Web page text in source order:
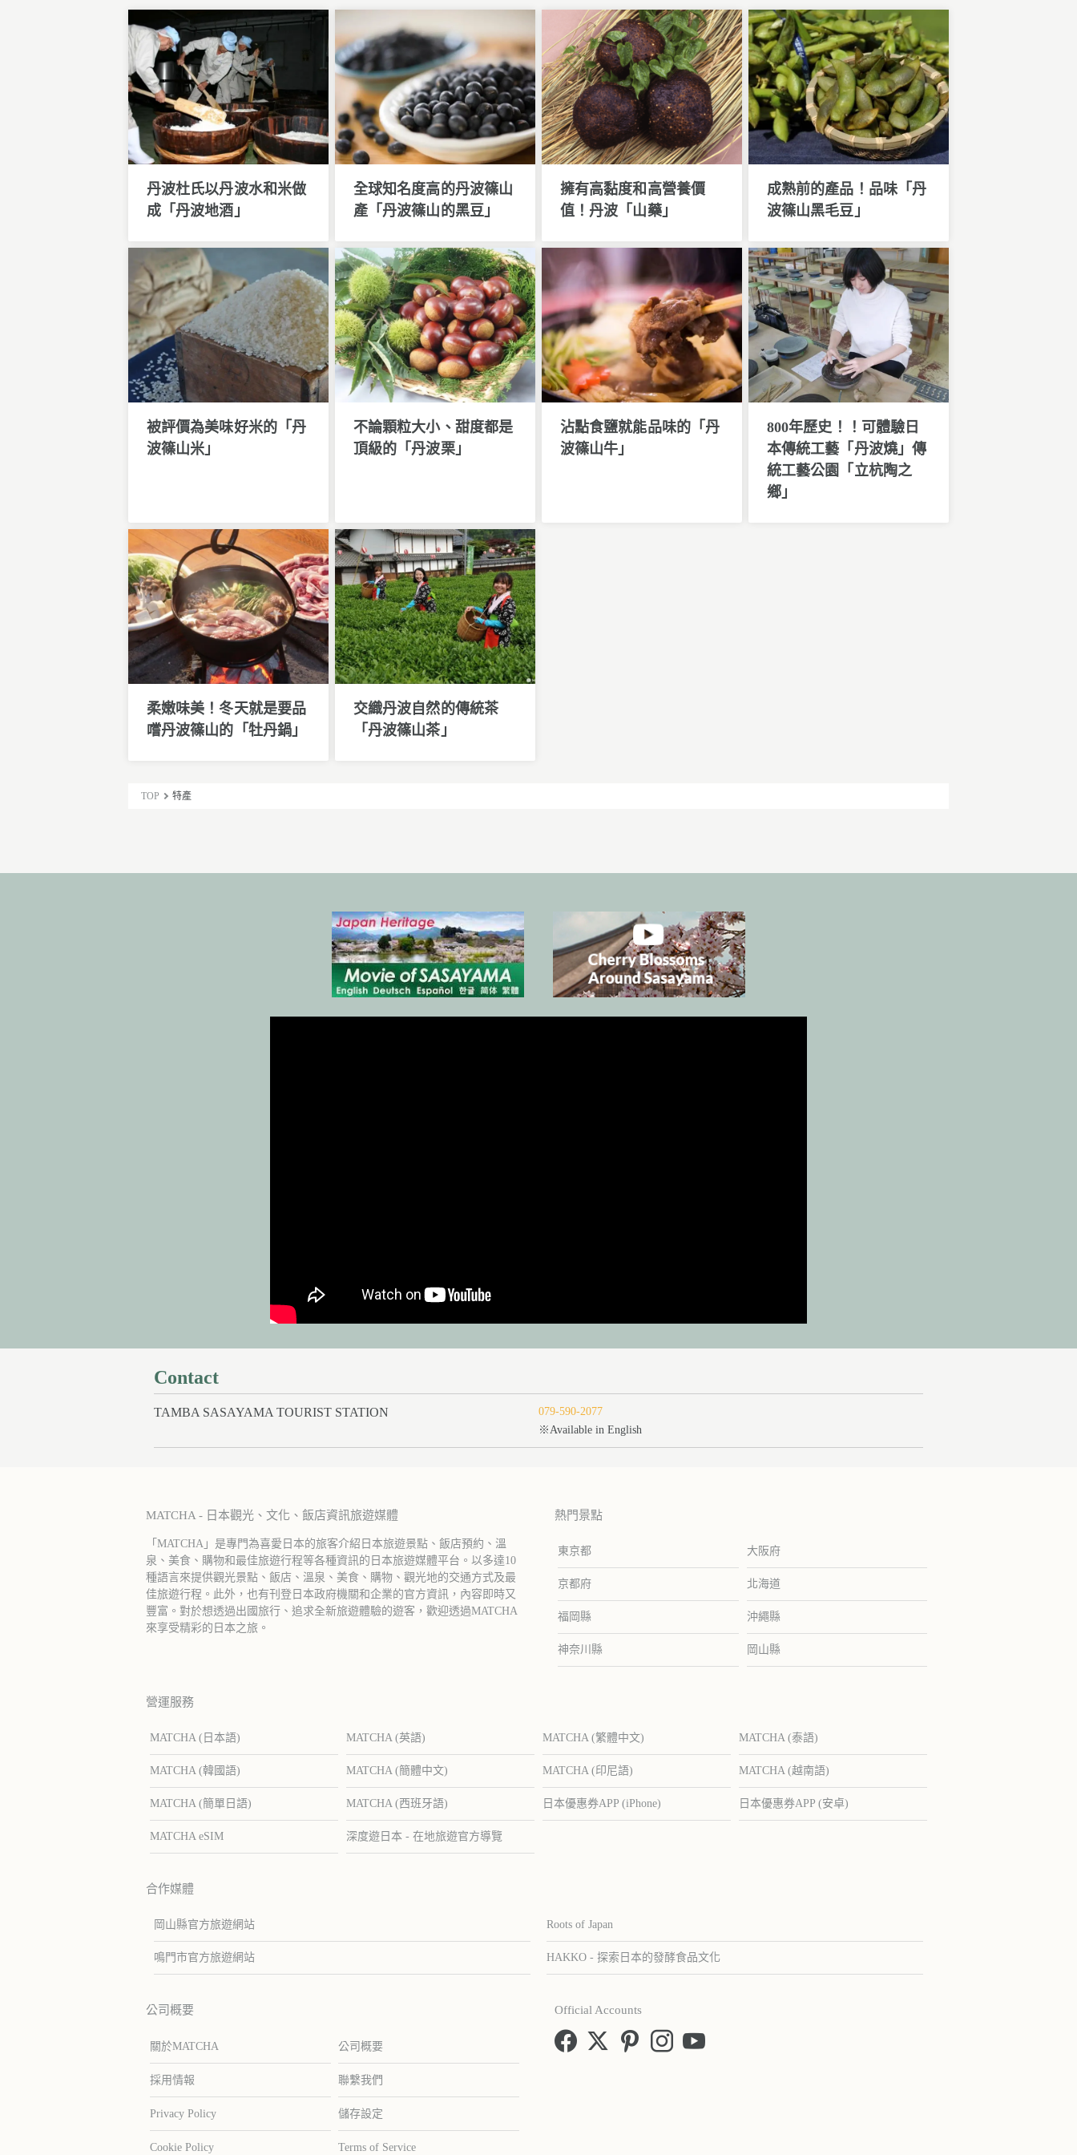
丹波杜氏以丹波水和米做
成「丹波地酒」
全球知名度高的丹波篠山
產「丹波篠山的黑豆」
擁有高黏度和高營養價
值！丹波「山藥」
成熟前的產品！品味「丹
波篠山黑毛豆」
被評價為美味好米的「丹
波篠山米」
不論顆粒大小、甜度都是
頂級的「丹波栗」
沾點食鹽就能品味的「丹
波篠山牛」
800年歷史！！可體驗日
本傳統工藝「丹波燒」傳
統工藝公園「立杭陶之
鄉」
柔嫩味美！冬天就是要品
嚐丹波篠山的「牡丹鍋」
交織丹波自然的傳統茶
「丹波篠山茶」
TOP 特產
Contact
TAMBA SASAYAMA TOURIST STATION
079-590-2077
※Available in English
MATCHA - 日本觀光、文化、飯店資訊旅遊媒體
「MATCHA」是專門為喜愛日本的旅客介紹日本旅遊景點、飯店預約、溫
泉、美食、購物和最佳旅遊行程等各種資訊的日本旅遊媒體平台。以多達10
種語言來提供觀光景點、飯店、溫泉、美食、購物、觀光地的交通方式及最
佳旅遊行程。此外，也有刊登日本政府機關和企業的官方資訊，內容即時又
豐富。對於想透過出國旅行、追求全新旅遊體驗的遊客，歡迎透過MATCHA
來享受精彩的日本之旅。
熱門景點
東京都 大阪府
京都府 北海道
福岡縣 沖繩縣
神奈川縣 岡山縣
營運服務
MATCHA (日本語) MATCHA (英語) MATCHA (繁體中文) MATCHA (泰語)
MATCHA (韓國語) MATCHA (簡體中文) MATCHA (印尼語) MATCHA (越南語)
MATCHA (簡單日語) MATCHA (西班牙語) 日本優惠券APP (iPhone) 日本優惠券APP (安卓)
MATCHA eSIM 深度遊日本 - 在地旅遊官方導覽
合作媒體
岡山縣官方旅遊網站 Roots of Japan
鳴門市官方旅遊網站 HAKKO - 探索日本的發酵食品文化
公司概要
關於MATCHA 公司概要
採用情報 聯繫我們
Privacy Policy 儲存設定
Cookie Policy Terms of Service
Official Accounts